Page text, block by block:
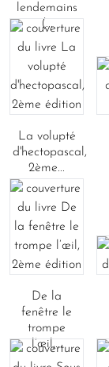
lendemains
(...
La volupté
d'hectopascal,
2ème...
De la
fenêtre le
trompe
l’œil,...